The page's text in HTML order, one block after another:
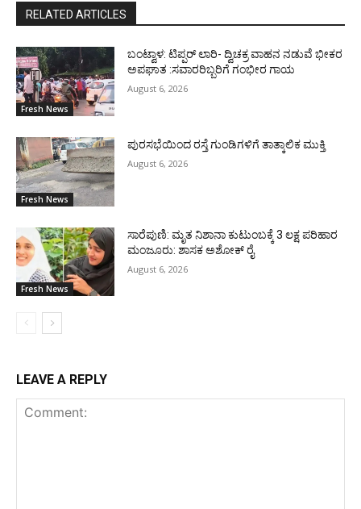
RELATED ARTICLES
Fresh News
ಬಂಟ್ವಾಳ: ಟಿಪ್ಪರ್ ಲಾರಿ- ದ್ವಿಚಕ್ರ ವಾಹನ ನಡುವೆ ಭೀಕರ
ಅಪಘಾತ :ಸವಾರರಿಬ್ಬರಿಗೆ ಗಂಭೀರ ಗಾಯ
August 6, 2026
Fresh News
ಪುರಸಭೆಯಿಂದ ರಸ್ತೆ ಗುಂಡಿಗಳಿಗೆ ತಾತ್ಕಾಲಿಕ ಮುಕ್ತಿ
August 6, 2026
Fresh News
ಸಾರೆಪುಣಿ: ಮೃತ ನಿಶಾನಾ ಕುಟುಂಬಕ್ಕೆ 3 ಲಕ್ಷ ಪರಿಹಾರ
ಮಂಜೂರು: ಶಾಸಕ ಅಶೋಕ್ ರೈ
August 6, 2026
LEAVE A REPLY